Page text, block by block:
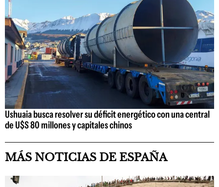
Ushuaia busca resolver su déficit energético con una central
de U$S 80 millones y capitales chinos
MÁS NOTICIAS DE ESPAÑA